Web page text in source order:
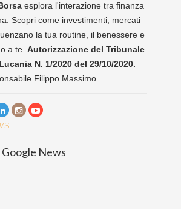
esplora l'interazione tra finanza
Scopri come investimenti, mercati
la tua routine, il benessere e
a te. Autorizzazione del Tribunale
N. 1/2020 del 29/10/2020.
Filippo Massimo